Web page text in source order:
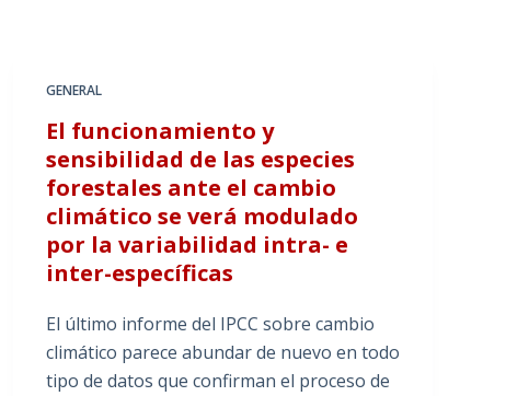
GENERAL
El funcionamiento y
sensibilidad de las especies
forestales ante el cambio
climático se verá modulado
por la variabilidad intra- e
inter-específicas
El último informe del IPCC sobre cambio
climático parece abundar de nuevo en todo
tipo de datos que confirman el proceso de